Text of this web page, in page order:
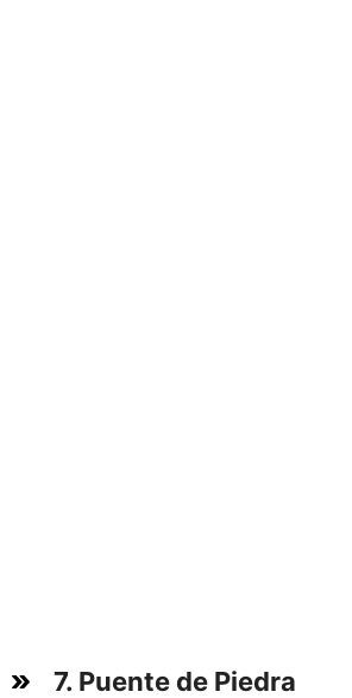
7. Puente de Piedra